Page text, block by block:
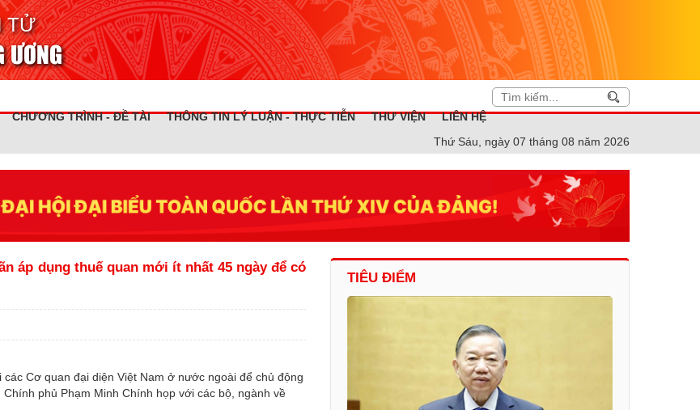
TỬ
ƯƠNG
CHƯƠNG TRÌNH - ĐỀ TÀI THÔNG TIN LÝ LUẬN - THỰC TIỄN THƯ VIỆN
LIÊN HỆ
Thứ Sáu, ngày 07 tháng 08 năm 2026
áp dụng thuế quan mới ít nhất 45 ngày để có
Cơ quan đại diện Việt Nam ở nước ngoài để chủ động
phủ Phạm Minh Chính họp với các bộ, ngành về
TIÊU ĐIỂM